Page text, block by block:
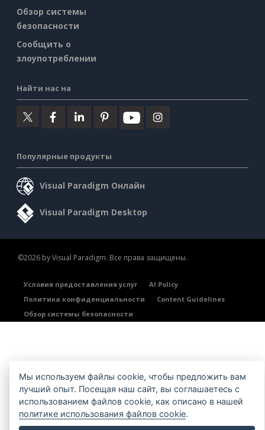
Обзор системы
безопасности
Сообщить о
злоупотреблении
Найти нас на
Популярные продукты
Visual Paradigm Онлайн
Visual Paradigm Desktop
©2026 by Visual Paradigm. Все права защищены.
Условия предоставления услуг
AI Policy
Политика конфиденциальности
Content Guidelines
Обзор системы безопасности
Мы используем файлы cookie, чтобы предложить вам
лучший опыт. Посещая наш сайт, вы соглашаетесь с
использованием файлов cookie, как описано в нашей
политике использования файлов cookie.